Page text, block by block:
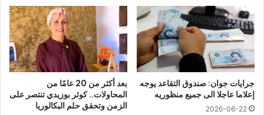
جرايات جوان: صندوق التقاعد يوجه
إعلاما عاجلا الى جميع منظوريه
2026-06-22
بعد أكثر من 20 عامًا من
المحاولات.. كوثر بوزيدي تنتصر على
الزمن وتحقق حلم البكالوريا